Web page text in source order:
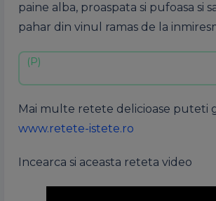
paine alba, proaspata si pufoasa si
pahar din vinul ramas de la
Mai multe retete delicioase puteti
www.retete-istete.ro
Incearca si aceasta reteta video